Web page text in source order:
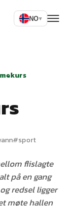
NO▾
#sport
flislagte
på en gang
redsel ligger
møte hallen